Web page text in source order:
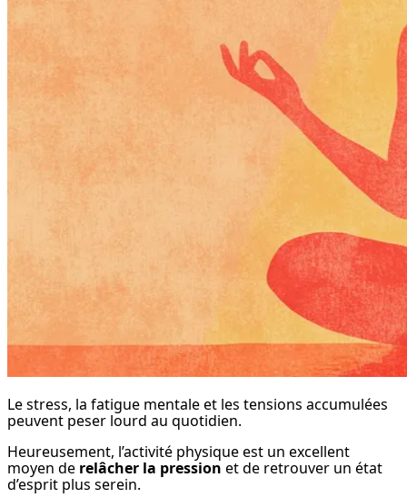
Le stress, la fatigue mentale et les tensions accumulées
peuvent peser lourd au quotidien.
Heureusement, l’activité physique est un excellent
moyen de relâcher la pression et de retrouver un état
d’esprit plus serein.